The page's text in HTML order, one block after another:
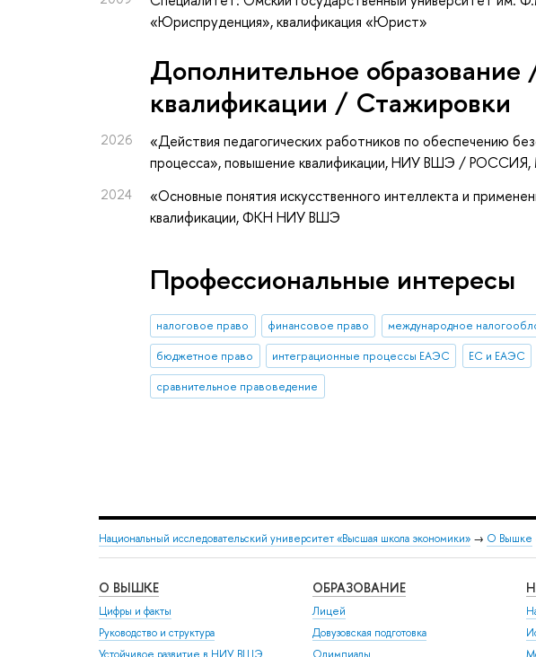
«Юриспруденция», квалификация «Юрист»
Дополнительное
квалификации / Стажировки
2026
«Действия педагогических работников по обеспечению
процесса», повышение квалификации, НИУ ВШЭ / РОССИЯ,
2024 «Основные понятия искусственного интеллекта и
квалификации, ФКН НИУ ВШЭ
Профессиональные интересы
налоговое право финансовое право международное
бюджетное право
интеграционные процессы ЕАЭС ЕС и ЕАЭС
сравнительное правоведение
Национальный исследовательский университет «Высшая школа экономики» → О Вышке
О ВЫШКЕ
Цифры и факты
Руководство и структура
Устойчивое развитие в НИУ ВШЭ
ОБРАЗОВАНИЕ
Лицей
Довузовская подготовка
Олимпиады